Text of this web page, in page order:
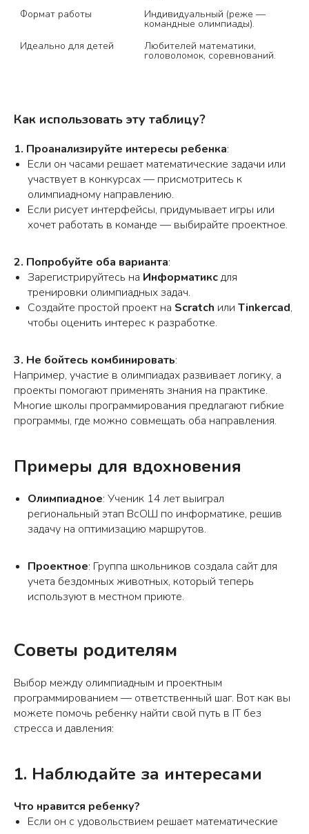
Формат работы
Индивидуальный (реже —
командные олимпиады).
Идеально для детей
Любителей математики,
головоломок, соревнований.
Как использовать эту таблицу?
1. Проанализируйте интересы ребенка:
Если он часами решает математические задачи или
участвует в конкурсах — присмотритесь к
олимпиадному направлению.
Если рисует интерфейсы, придумывает игры или
хочет работать в команде — выбирайте проектное.
2. Попробуйте оба варианта:
Зарегистрируйтесь на Информатиксдля
тренировки олимпиадных задач.
Создайте простой проект на Scratch или Tinkercad,
чтобы оценить интерес к разработке.
3. Не бойтесь комбинировать:
Например, участие в олимпиадах развивает логику, а
проекты помогают применять знания на практике.
Многие школы программирования предлагают гибкие
программы, где можно совмещать оба направления.
Примеры для вдохновения
Олимпиадное: Ученик 14 лет выиграл
региональный этап ВсОШ по информатике, решив
задачу на оптимизацию маршрутов.
Проектное: Группа школьников создала сайт для
учета бездомных животных, который теперь
используют в местном приюте.
Советы родителям
Выбор между олимпиадным и проектным
программированием — ответственный шаг. Вот как вы
можете помочь ребенку найти свой путь в IT без
стресса и давления:
1. Наблюдайте за интересами
Что нравится ребенку?
Если он с удовольствием решает математические